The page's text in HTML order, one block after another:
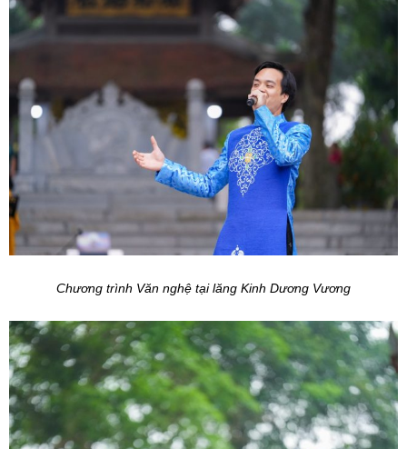
Chương trình Văn nghệ tại lăng Kinh Dương Vương